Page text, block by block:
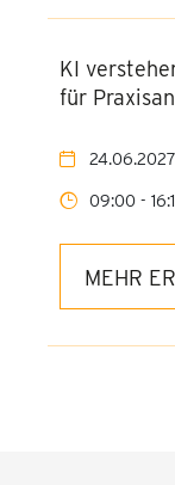
KI
für
24.06.2027
09:00 -
MEHR